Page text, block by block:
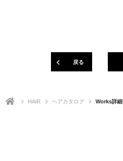
戻る
HAIR ヘアカタログ Works詳細